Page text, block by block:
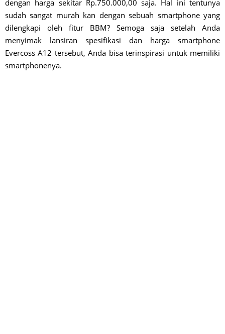
dengan harga sekitar Rp.750.000,00 saja. Hal ini tentunya
sudah sangat murah kan dengan sebuah smartphone yang
dilengkapi oleh fitur BBM? Semoga saja setelah Anda
menyimak lansiran spesifikasi dan harga smartphone
Evercoss A12 tersebut, Anda bisa terinspirasi untuk memiliki
smartphonenya.